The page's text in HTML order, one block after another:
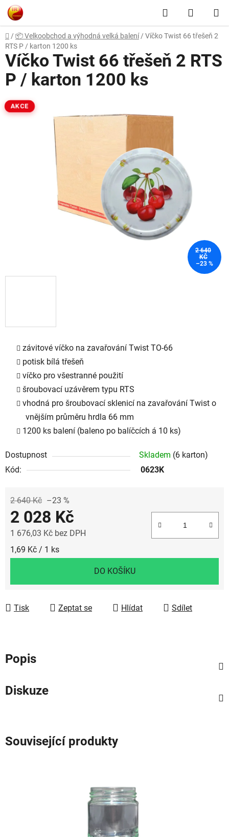
Přejít
na
obsah
Hledat
KOŠÍK
Domů
/ 📦 Velkoobchod a výhodná velká balení / Víčko Twist 66 třešeň 2
RTS P / karton 1200 ks
závitové víčko na zavařování Twist TO-66
potisk bílá třešeň
víčko pro všestranné použití
šroubovací uzávěrem typu RTS
vhodná pro šroubovací sklenicí na zavařování Twist o
vnějším průměru hrdla 66 mm
1200 ks balení (baleno po balíčcích á 10 ks)
Dostupnost Skladem (6 karton)
Kód:
0623K
2 640 Kč –23 %
2 028 Kč
1 676,03 Kč bez DPH
Měrná cena:
1,69 Kč / 1 ks
DO KOŠÍKU
Tisk Zeptat se Hlídat Sdílet
Víčko Twist 66 třešeň 2 RTS
P / karton 1200 ks
AKCE
2 640
KČ
–23 %
Popis
Diskuze
Související produkty